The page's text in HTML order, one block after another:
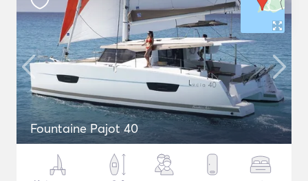
Fountaine Pajot 40